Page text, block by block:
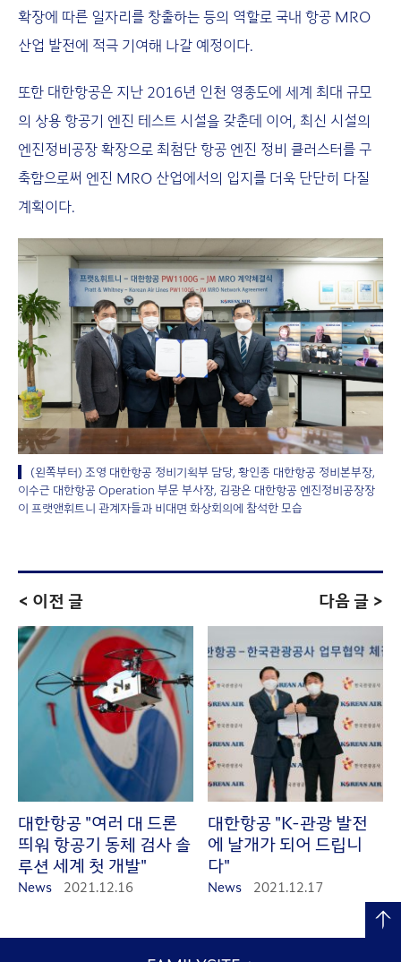
확장에 따른 일자리를 창출하는 등의 역할로 국내 항공 MRO
산업 발전에 적극 기여해 나갈 예정이다.
또한 대한항공은 지난 2016년 인천 영종도에 세계 최대 규모
의 상용 항공기 엔진 테스트 시설을 갖춘데 이어, 최신 시설의
엔진정비공장 확장으로 최첨단 항공 엔진 정비 클러스터를 구
축함으로써 엔진 MRO 산업에서의 입지를 더욱 단단히 다질
계획이다.
(왼쪽부터) 조영 대한항공 정비기획부 담당, 황인종 대한항공 정비본부장,
이수근 대한항공 Operation 부문 부사장, 김광은 대한항공 엔진정비공장장
이 프랫앤휘트니 관계자들과 비대면 화상회의에 참석한 모습
< 이전 글
대한항공 "여러 대 드론
띄워 항공기 동체 검사 솔
루션 세계 첫 개발"
News 2021.12.16
다음 글 >
대한항공 "K-관광 발전
에 날개가 되어 드립니
다"
News 2021.12.17